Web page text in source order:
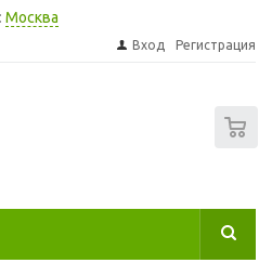
Москва
Вход Регистрация